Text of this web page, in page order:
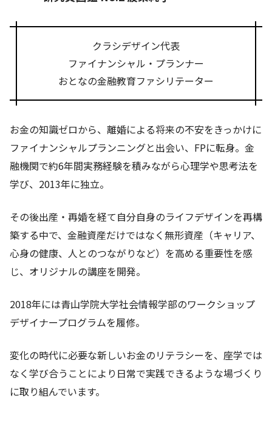
クラシデザイン代表
ファイナンシャル・プランナー
おとなの金融教育ファシリテーター
お金の知識ゼロから、離婚による将来の不安をきっかけに
ファイナンシャルプランニングと出会い、FPに転身。金
融機関で約6年間実務経験を積みながら心理学や思考法を
学び、2013年に独立。
その後出産・再婚を経て自分自身のライフデザインを再構
築する中で、金融資産だけではなく無形資産（キャリア、
心身の健康、人とのつながりなど）を高める重要性を感
じ、オリジナルの講座を開発。
2018年には青山学院大学社会情報学部のワークショップ
デザイナープログラムを履修。
変化の時代に必要な新しいお金のリテラシーを、座学では
なく学び合うことにより日常で実践できるような場づくり
に取り組んでいます。